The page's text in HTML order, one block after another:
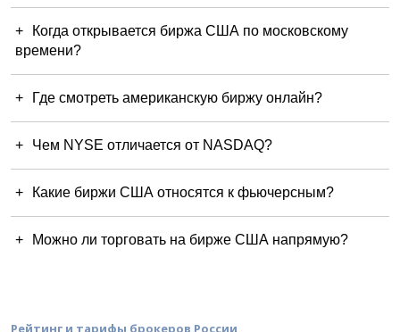
Когда открывается биржа США по московскому
времени?
Где смотреть американскую биржу онлайн?
Чем NYSE отличается от NASDAQ?
Какие биржи США относятся к фьючерсным?
Можно ли торговать на бирже США напрямую?
Рейтинг и тарифы брокеров России